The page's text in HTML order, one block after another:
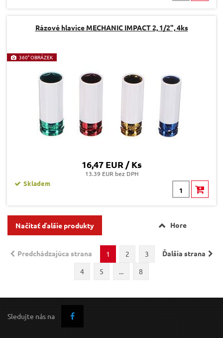
Rázové hlavice MECHANIC IMPACT 2, 1/2", 4ks
360° OBRÁZEK
16,47 EUR / Ks
13.39 EUR bez DPH
Skladem
Načítať ďalšie produkty Hore
Predchádzajúca strana Ďalšia strana
1 2
3
4
5 ... 8
Sledujte nás na